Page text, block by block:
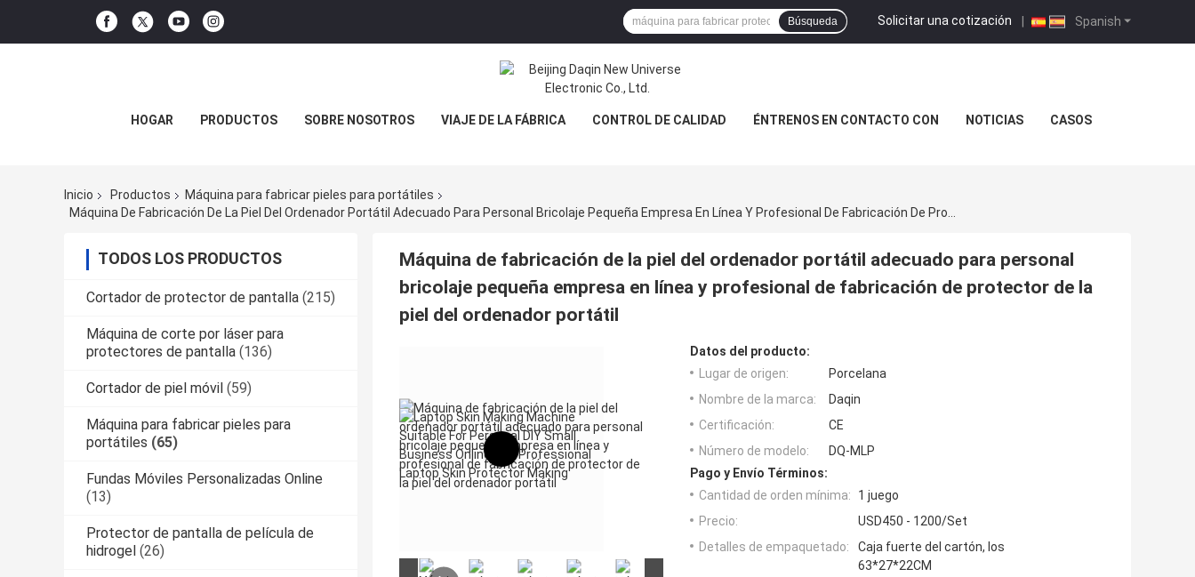
Spanish
Solicitar una cotización |
Búsqueda
HOGAR PRODUCTOS SOBRE NOSOTROS VIAJE DE LA FÁBRICA CONTROL DE CALIDAD ÉNTRENOS EN CONTACTO CON NOTICIAS CASOS
Inicio Productos
Máquina para fabricar pieles para portátiles
TODOS LOS PRODUCTOS
Cortador de protector de pantalla (215)
Máquina de corte por láser para
protectores de pantalla (136)
Cortador de piel móvil (59)
Máquina para fabricar pieles para
portátiles (65)
Fundas Móviles Personalizadas Online
(13)
Protector de pantalla de película de
hidrogel (26)
Máquina de fabricación de la piel del ordenador portátil adecuado para personal
bricolaje pequeña empresa en línea y profesional de fabricación de protector de la
piel del ordenador portátil
Datos del producto:
Lugar de origen:
Porcelana
Nombre de la marca:
Daqin
Certificación:
CE
Número de modelo:
DQ-MLP
Pago y Envío Términos:
Cantidad de orden mínima:
1 juego
Precio:
USD450 - 1200/Set
Detalles de empaquetado:
Caja fuerte del cartón, los
63*27*22CM